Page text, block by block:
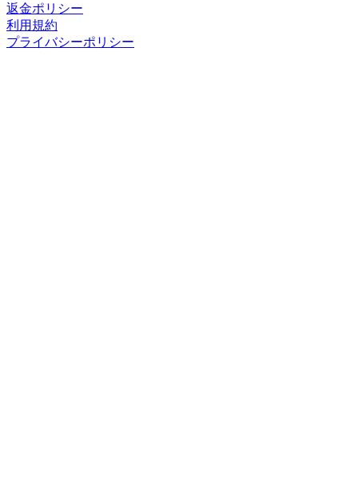
返金ポリシー
利用規約
プライバシーポリシー